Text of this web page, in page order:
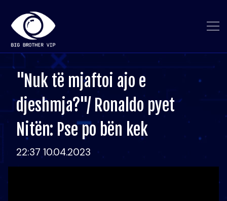
"Nuk të mjaftoi ajo e
djeshmja?"/ Ronaldo pyet
Nitën: Pse po bën kek
22:37 10.04.2023